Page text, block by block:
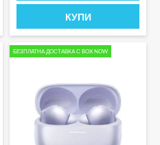
КУПИ
БЕЗПЛАТНА ДОСТАВКА С BOX NOW